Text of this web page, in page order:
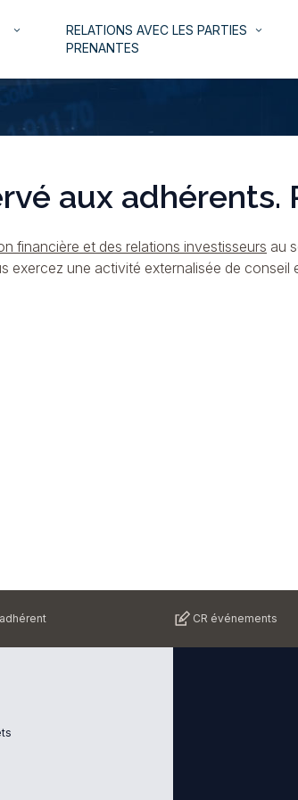
keyboard_arrow_down
RELATIONS AVEC LES PARTIES
PRENANTES
keyboard_arrow_down
aux adhérents.
financière et des relations investisseurs au
exercez une activité externalisée de
CR événements